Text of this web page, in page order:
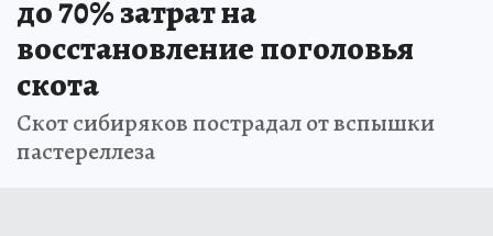
до 70% затрат на
восстановление поголовья
скота
Скот сибиряков пострадал от вспышки
пастереллеза